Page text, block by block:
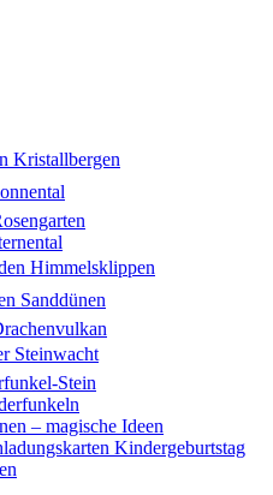
Kristallbergen
Himmelsklippen
Sanddünen
Steinwacht
Stein
– magische Ideen
Kindergeburtstag